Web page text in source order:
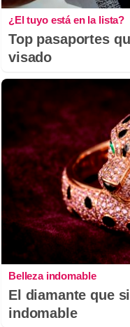
¿El tuyo está en la lista?
Top pasaportes
visado
Belleza indomable
El diamante que
indomable